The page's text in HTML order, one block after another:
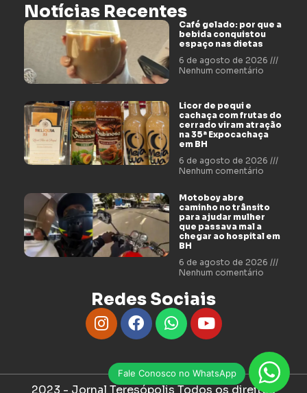
Fale Conosco no WhatsApp
Notícias Recentes
Café gelado: por que a
bebida conquistou
espaço nas dietas
6 de agosto de 2026
Nenhum comentário
Licor de pequi e
cachaça com frutas do
cerrado viram atração
na 35ª Expocachaça
em BH
6 de agosto de 2026
Nenhum comentário
Motoboy abre
caminho no trânsito
para ajudar mulher
que passava mal a
chegar ao hospital em
BH
6 de agosto de 2026
Nenhum comentário
Redes Sociais
2023 - Jornal Teresópolis Todos os direitos